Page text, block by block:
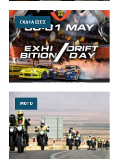
ΕΚΔΗΛΏΣΕΙΣ
MOTO